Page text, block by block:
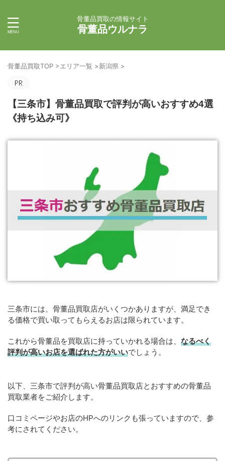
骨董品買取の情報サイト
骨董品ウルナラ
骨董品買取TOP >エリア一覧 >新潟県 >
【三条市】骨董品買取で評判が高いおすすめ4選
《持ち込み可》
三条市には、骨董品買取店がいくつかありますが、満足でき
る価格で買い取ってもらえるお店は限られています。
これから骨董品を買取店に持っていかれる場合は、 なるべく
評判が高いお店を選ばれた方がいいでしょう。
以下、三条市で評判が高い骨董品買取店とおすすめの骨董品
買取業者をご紹介します。
口コミページやお店のHPへのリンクも張っていますので、参
考にされてください。